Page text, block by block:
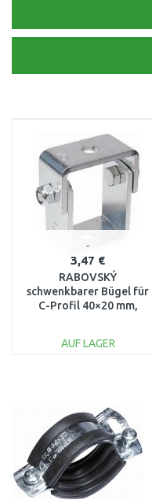
3,47 €
RABOVSKÝ
schwenkbarer Bügel für
C-Profil 40×20 mm,
AUF LAGER
Vergleichen